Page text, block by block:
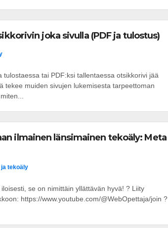
joka sivulla (PDF ja tulostus)
tulostaessa tai PDF:ksi tallentaessa otsikkorivi jää
tekee muiden sivujen lukemisesta tarpeettoman
ilmainen länsimainen tekoäly: Meta
ja tekoäly
se on nimittäin yllättävän hyvä! ? Liity
https://www.youtube.com/@WebOpettaja/join ?